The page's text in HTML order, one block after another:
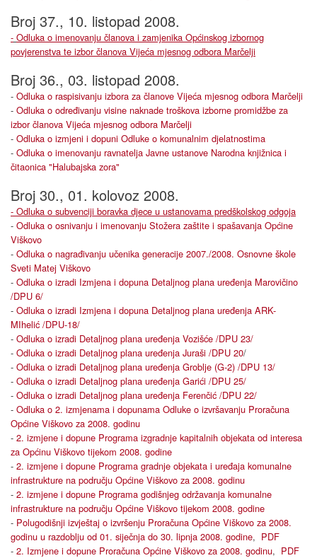
Broj 37., 10. listopad 2008.
- Odluka o imenovanju članova i zamjenika Općinskog izbornog
povjerenstva te izbor članova Vijeća mjesnog odbora Marčelji
Broj 36., 03. listopad 2008.
- Odluka o raspisivanju izbora za članove Vijeća mjesnog odbora Marčelji
- Odluka o određivanju visine naknade troškova izborne promidžbe za
izbor članova Vijeća mjesnog odbora Marčelji
- Odluka o izmjeni i dopuni Odluke o komunalnim djelatnostima
- Odluka o imenovanju ravnatelja Javne ustanove Narodna knjižnica i
čitaonica "Halubajska zora"
Broj 30., 01. kolovoz 2008.
- Odluka o subvenciji boravka djece u ustanovama predškolskog odgoja
- Odluka o osnivanju i imenovanju Stožera zaštite i spašavanja Općine
Viškovo
- Odluka o nagrađivanju učenika generacije 2007./2008. Osnovne škole
Sveti Matej Viškovo
- Odluka o izradi Izmjena i dopuna Detaljnog plana uređenja Marovičino
/DPU 6/
- Odluka o izradi Izmjena i dopuna Detaljnog plana uređenja ARK-
MIhelić /DPU-18/
- Odluka o izradi Detaljnog plana uređenja Vozišće /DPU 23/
- Odluka o izradi Detaljnog plana uređenja Juraši /DPU 20/
- Odluka o izradi Detaljnog plana uređenja Groblje (G-2) /DPU 13/
- Odluka o izradi Detaljnog plana uređenja Garići /DPU 25/
- Odluka o izradi Detaljnog plana uređenja Ferenčić /DPU 22/
- Odluka o 2. izmjenama i dopunama Odluke o izvršavanju Proračuna
Općine Viškovo za 2008. godinu
- 2. izmjene i dopune Programa izgradnje kapitalnih objekata od interesa
za Općinu Viškovo tijekom 2008. godine
- 2. izmjene i dopune Programa gradnje objekata i uređaja komunalne
infrastrukture na području Općine Viškovo za 2008. godinu
- 2. izmjene i dopune Programa godišnjeg održavanja komunalne
infrastrukture na području Općine Viškovo tijekom 2008. godine
- Polugodišnji izvještaj o izvršenju Proračuna Općine Viškovo za 2008.
godinu u razdoblju od 01. siječnja do 30. lipnja 2008. godine, PDF
- 2. Izmjene i dopune Proračuna Općine Viškovo za 2008. godinu, PDF